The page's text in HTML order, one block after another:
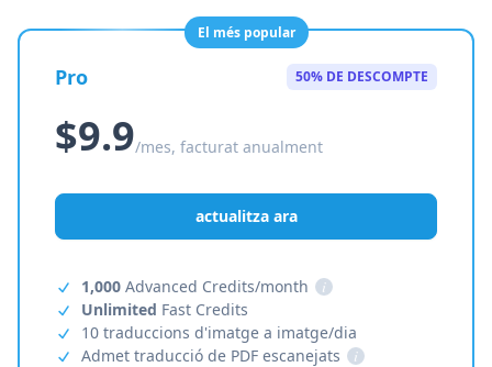
El més popular
Pro 50% DE DESCOMPTE
$9.9/mes, facturat anualment
actualitza ara
1,000 Advanced Credits/month
i
Unlimited Fast Credits
10 traduccions d'imatge a imatge/dia
Admet traducció de PDF escanejats
i